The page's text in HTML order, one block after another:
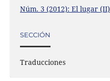
Núm. 3 (2012): El lugar (II)
SECCIÓN
Traducciones